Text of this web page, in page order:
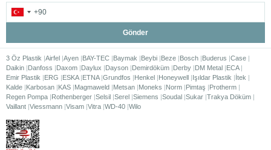
Gönder
3 Öz Plastik Airfel Ayen BAY-TEC Baymak Beybi Beze Bosch Buderus Case
Daikin Danfoss Daxom Daylux Dayson Demirdöküm Derby DM Metal ECA
Emir Plastik
ERG ESKA ETNA Grundfos Henkel Honeywell Işıldar Plastik
İtek
Kalde Karbosan KAS Magmaweld Metsan Moneks Norm Pimtaş
Protherm
Regen Pompa Rothenberger Selsil Serel Siemens Soudal Sukar Trakya Döküm
Vaillant Viessmann Visam Vitra WD-40 Wilo